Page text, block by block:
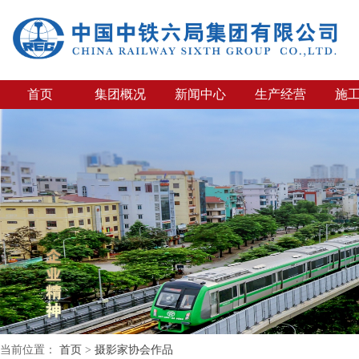
首页 集团概况 新闻中心 生产经营 施
当前位置： 首页 > 摄影家协会作品